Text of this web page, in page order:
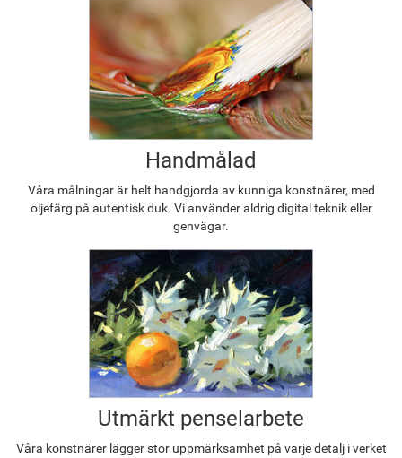
Handmålad
Våra målningar är helt handgjorda av kunniga konstnärer, med
oljefärg på autentisk duk. Vi använder aldrig digital teknik eller
genvägar.
Utmärkt penselarbete
Våra konstnärer lägger stor uppmärksamhet på varje detalj i verket